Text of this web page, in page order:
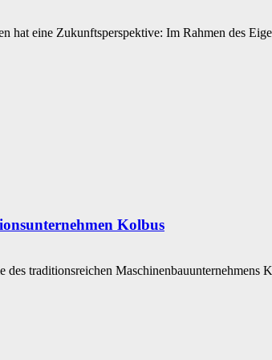
hat eine Zukunftsperspektive: Im Rahmen des
Kolbus
traditionsreichen Maschinenbauunternehmens